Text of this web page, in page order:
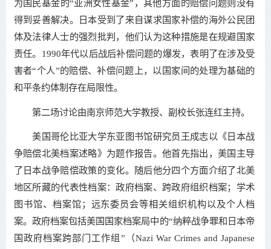
为国民基金的“亚洲女性基金”，其他方面的赔偿问题则没有
得到妥善解决。日本受到了来自谋求国家补偿的海外公民团
体及法律人士的强烈批判，他们认为这种措施是在规避国家
责任。1990年代以后战后补偿问题的爆发，表明了在涉及受
害者“个人”的赔偿、补偿问题上，以国家间的处理为基础的
和平条约体制存在局限性。
第二场讨论由南京师范大学教授、副校长张连红主持。
美国哥伦比亚大学东亚图书馆研究员王成志以《日本战
争赔偿北美档案述略》为题作报告。他首先指出，美国主导
了日本战争赔偿政策的变化。随后他分四个方面介绍了北美
地区所藏的代表性档案：政府档案、跨政府组织档案；学术
图书馆、档案馆；远东委员会等相关组织机构以及个人档
案。政府档案包括美国国家档案局中的“纳粹战争罪和日本帝
国政府档案跨部门工作组”（Nazi War Crimes and Japanese